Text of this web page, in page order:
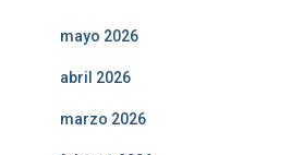
mayo 2026
abril 2026
marzo 2026